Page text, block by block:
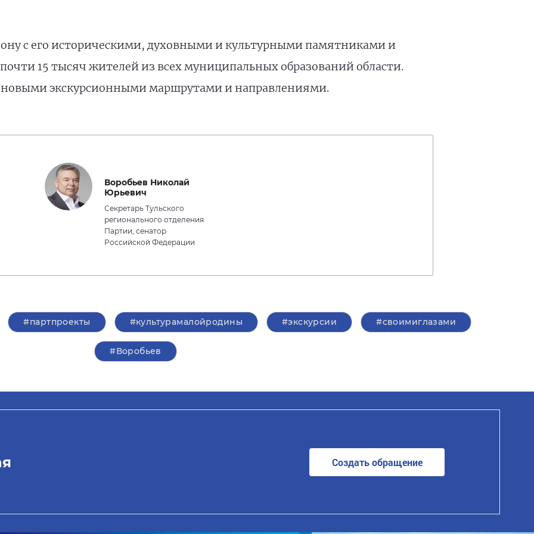
с его историческими, духовными и культурными памятниками и
15 тысяч жителей из всех муниципальных образований области.
новыми экскурсионными маршрутами и направлениями.
Воробьев Николай
Юрьевич
Секретарь Тульского
регионального отделения
Партии, сенатор
Российской Федерации
#партпроекты #культурамалойродины #экскурсии #своимиглазами
#Воробьев
Создать обращение